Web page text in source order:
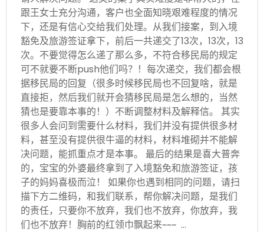
跟王女士充分沟通，客户也全面知晓艰难程度的情况
下，还是有信心交给我们处理。从我们接案，到入境
豁免及旅游签证拿下，前后一共递交了13次，13次，13
次。不要觉得怎么递了那么多，不符合移民局的规定
可不就要不断push他们吗？！每次递交，我们都会根
据移民局的回复（很多时候移民局也不回复啥，就是
直接拒，然后我们就开会猜移民局是怎么想的，当然
猜也是要靠本事的！）不断调整材料及解释信。 其实
很多人会问到需要什么材料，我们并没有提供很多材
料，甚至没有提供很牛逼的材料，材料堆砌并不能解
决问题，能抓重点才是本事。 最后的结果是喜大普奔
的，宝宝的外婆最终拿到了入境豁免和旅游签证，孩
子的妈妈喜极而泣！ 如果你也遇到相同的问题，请扫
描下方二维码，和我们联系，帮你解决问题，是我们
的责任，只要你不放弃，我们也不放弃，你放弃，我
们也不放弃！胸前的红领巾飘起来~~~ …